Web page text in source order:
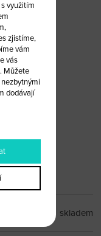
skladem
využitím
zjistíme,
vám
vás
Můžete
dodávají